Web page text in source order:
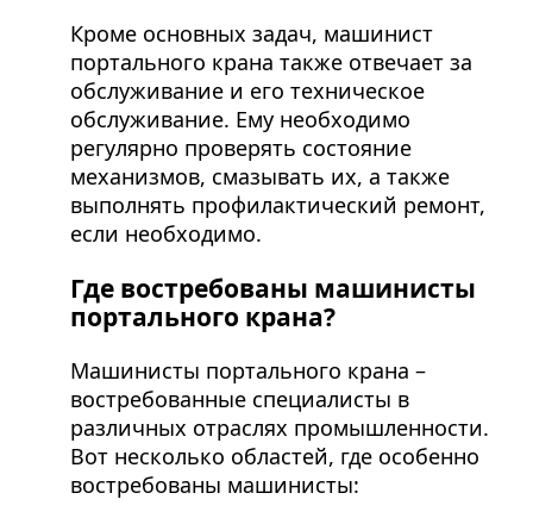
Кроме основных задач, машинист
портального крана также отвечает за
обслуживание и его техническое
обслуживание. Ему необходимо
регулярно проверять состояние
механизмов, смазывать их, а также
выполнять профилактический ремонт,
если необходимо.
Где востребованы машинисты
портального крана?
Машинисты портального крана –
востребованные специалисты в
различных отраслях промышленности.
Вот несколько областей, где особенно
востребованы машинисты: